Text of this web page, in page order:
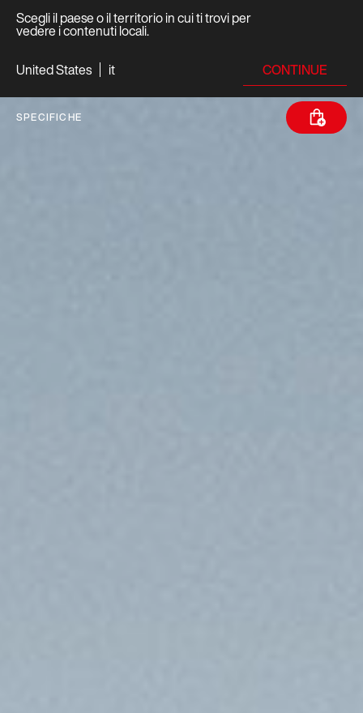
Scegli il paese o il territorio in cui ti trovi per
vedere i contenuti locali.
United States
it CONTINUE
SPECIFICHE